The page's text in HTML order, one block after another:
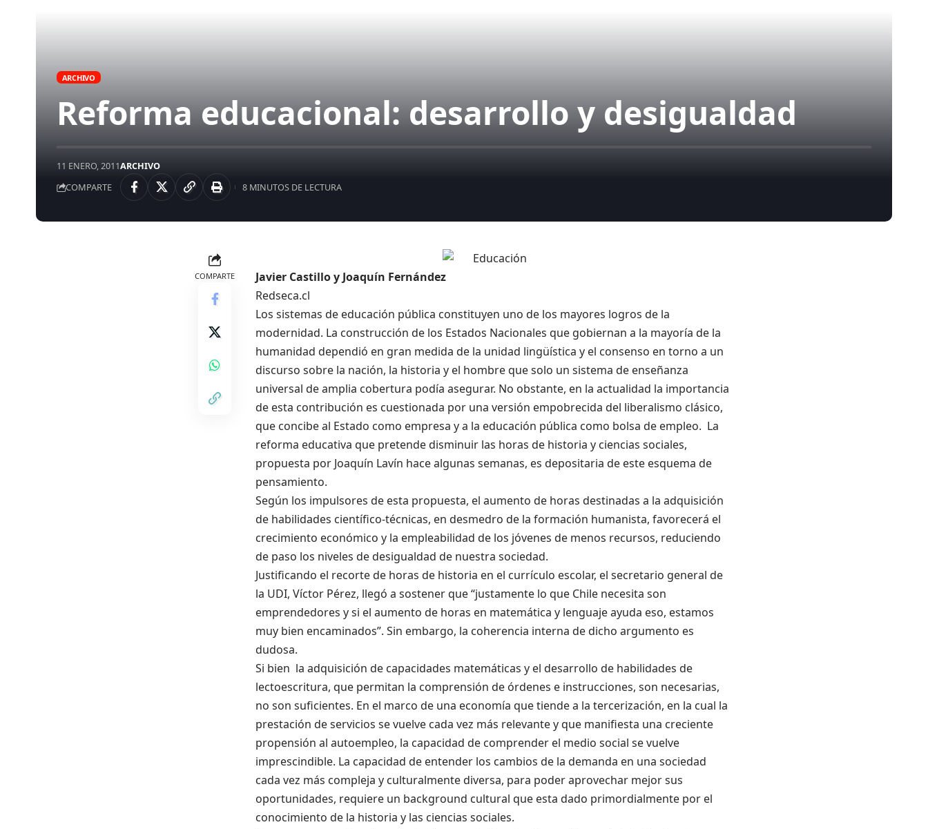
ARCHIVO
Reforma educacional: desarrollo y desigualdad
11 ENERO, 2011ARCHIVO
COMPARTE
8 MINUTOS DE LECTURA
COMPARTE
Javier Castillo y Joaquín Fernández
Redseca.cl
Los sistemas de educación pública constituyen uno de los mayores logros de la
modernidad. La construcción de los Estados Nacionales que gobiernan a la mayoría de la
humanidad dependió en gran medida de la unidad lingüística y el consenso en torno a un
discurso sobre la nación, la historia y el hombre que solo un sistema de enseñanza
universal de amplia cobertura podía asegurar. No obstante, en la actualidad la importancia
de esta contribución es cuestionada por una versión empobrecida del liberalismo clásico,
que concibe al Estado como empresa y a la educación pública como bolsa de empleo. La
reforma educativa que pretende disminuir las horas de historia y ciencias sociales,
propuesta por Joaquín Lavín hace algunas semanas, es depositaria de este esquema de
pensamiento.
Según los impulsores de esta propuesta, el aumento de horas destinadas a la adquisición
de habilidades científico-técnicas, en desmedro de la formación humanista, favorecerá el
crecimiento económico y la empleabilidad de los jóvenes de menos recursos, reduciendo
de paso los niveles de desigualdad de nuestra sociedad.
Justificando el recorte de horas de historia en el currículo escolar, el secretario general de
la UDI, Víctor Pérez, llegó a sostener que “justamente lo que Chile necesita son
emprendedores y si el aumento de horas en matemática y lenguaje ayuda eso, estamos
muy bien encaminados”. Sin embargo, la coherencia interna de dicho argumento es
dudosa.
Si bien la adquisición de capacidades matemáticas y el desarrollo de habilidades de
lectoescritura, que permitan la comprensión de órdenes e instrucciones, son necesarias,
no son suficientes. En el marco de una economía que tiende a la tercerización, en la cual la
prestación de servicios se vuelve cada vez más relevante y que manifiesta una creciente
propensión al autoempleo, la capacidad de comprender el medio social se vuelve
imprescindible. La capacidad de entender los cambios de la demanda en una sociedad
cada vez más compleja y culturalmente diversa, para poder aprovechar mejor sus
oportunidades, requiere un background cultural que esta dado primordialmente por el
conocimiento de la historia y las ciencias sociales.